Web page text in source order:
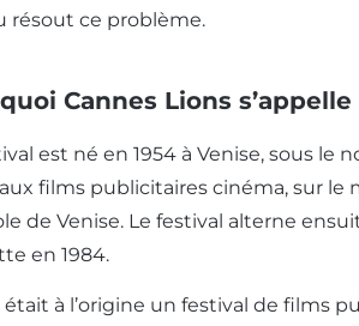
résout ce problème.
Cannes Lions s’appelle
est né en 1954 à Venise, sous le
films publicitaires cinéma, sur le
de Venise. Le festival alterne
en 1984.
était à l’origine un festival de films